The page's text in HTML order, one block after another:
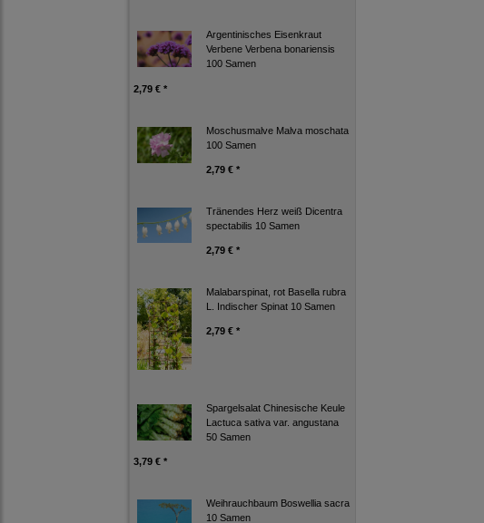
Argentinisches Eisenkraut
Verbene Verbena bonariensis
100 Samen
2,79 € *
Moschusmalve Malva moschata
100 Samen
2,79 € *
Tränendes Herz weiß Dicentra
spectabilis 10 Samen
2,79 € *
Malabarspinat, rot Basella rubra
L. Indischer Spinat 10 Samen
2,79 € *
Spargelsalat Chinesische Keule
Lactuca sativa var. angustana
50 Samen
3,79 € *
Weihrauchbaum Boswellia sacra
10 Samen